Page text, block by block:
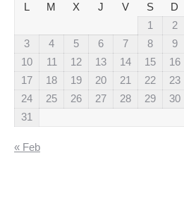
L
M X J V S
D
1
2
3
4 5 6 7 8
9
10
11 12 13 14 15
16
17
18 19 20 21 22
23
24
25 26 27 28 29
30
31
« Feb